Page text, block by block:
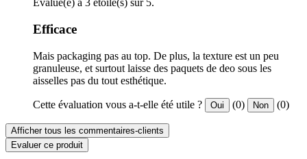
Evalué(e) à 3 étoile(s) sur 5.
Efficace
Mais packaging pas au top. De plus, la texture est un peu
granuleuse, et surtout laisse des paquets de deo sous les
aisselles pas du tout esthétique.
Cette évaluation vous a-t-elle été utile ? Oui (0) Non (0)
Afficher tous les commentaires-clients
Evaluer ce produit